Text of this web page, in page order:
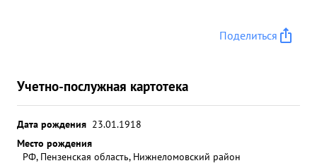
Поделиться
Учетно-послужная картотека
Дата рождения 23.01.1918
Место рождения
РФ, Пензенская область, Нижнеломовский район